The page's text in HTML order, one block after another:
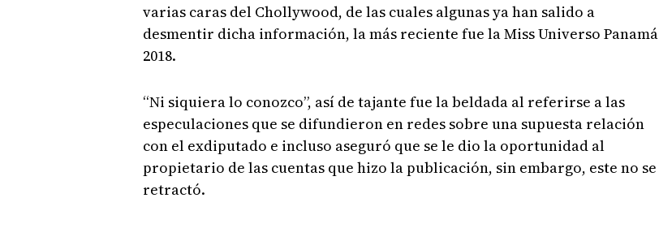
varias caras del Chollywood, de las cuales algunas ya han salido a
desmentir dicha información, la más reciente fue la Miss Universo Panamá
2018.
“Ni siquiera lo conozco”, así de tajante fue la beldada al referirse a las
especulaciones que se difundieron en redes sobre una supuesta relación
con el exdiputado e incluso aseguró que se le dio la oportunidad al
propietario de las cuentas que hizo la publicación, sin embargo, este no se
retractó.